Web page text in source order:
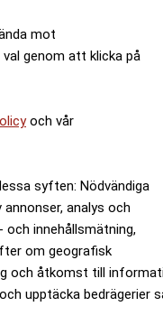
mot
genom att klicka på
och vår
syften: Nödvändiga
analys och
och innehållsmätning,
om geografisk
och åtkomst till
upptäcka bedrägerier